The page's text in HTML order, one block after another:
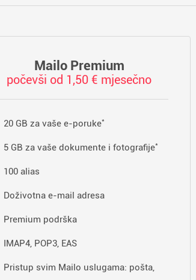
Mailo Premium
počevši od 1,50 € mjesečno
20 GB za vaše e-poruke*
5 GB za vaše dokumente i fotografije*
100 alias
Doživotna e-mail adresa
Premium podrška
IMAP4, POP3, EAS
Pristup svim Mailo uslugama: pošta,